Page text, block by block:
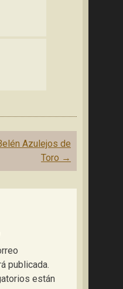
Azulejos de
Toro →
publicada.
están